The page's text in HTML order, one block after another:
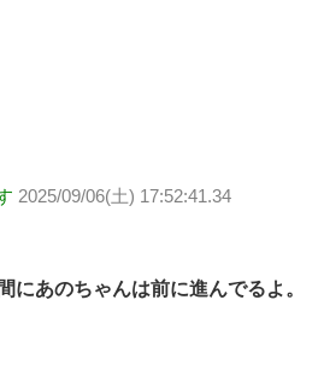
2025/09/06(土) 17:52:41.34
にあのちゃんは前に進んでるよ。